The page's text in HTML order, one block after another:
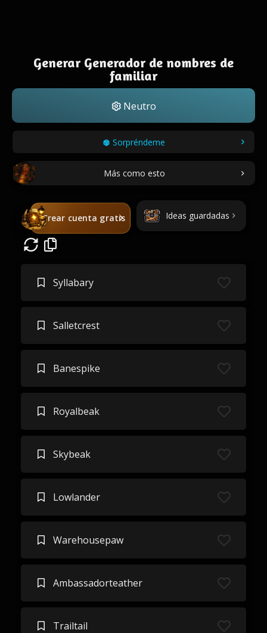
Generar Generador de nombres de
familiar
Neutro
Sorpréndeme
Más como esto
Crear cuenta gratis Ideas guardadas
Syllabary
Salletcrest
Banespike
Royalbeak
Skybeak
Lowlander
Warehousepaw
Ambassadorteather
Trailtail